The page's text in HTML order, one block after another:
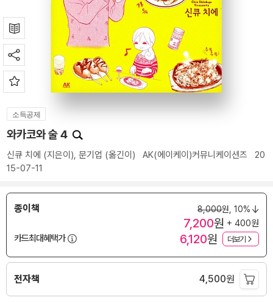
소득공제
와카코와 술 4
신큐 치에 (지은이), 문기업 (옮긴이) AK(에이케이)커뮤니케이션즈 20
15-07-11
종이책 8,000원, 10%
7,200원 + 400원
카드최대혜택가
6,120원 더보기
전자책 4,500원